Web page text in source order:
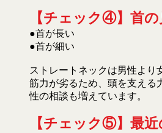
【チェック④】首
●首が長い
●首が細い
ストレートネックは男性より
筋力が劣るため、頭を支える
性の相談も増えています。
【チェック⑤】最